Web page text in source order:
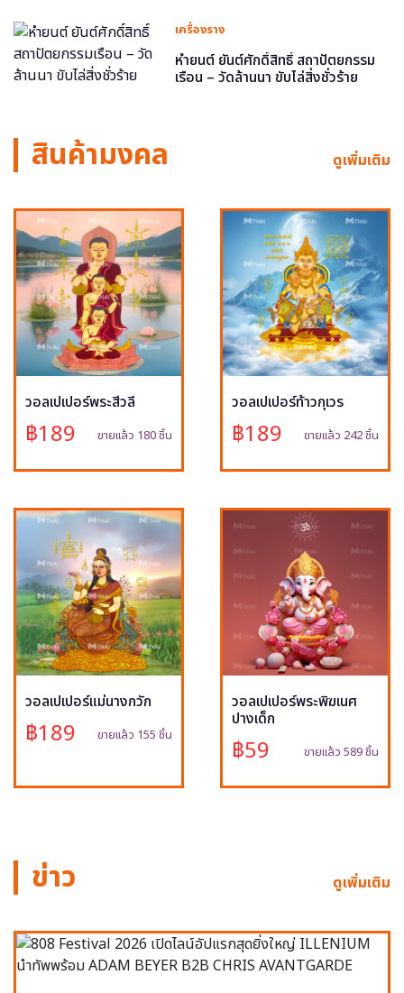
เครื่องราง
หำยนต์ ยันต์ศักดิ์สิทธิ์ สถาปัตยกรรม
เรือน – วัดล้านนา ขับไล่สิ่งชั่วร้าย
สินค้ามงคล ดูเพิ่มเติม
วอลเปเปอร์พระสีวลี
฿189 ขายแล้ว 180 ชิ้น
วอลเปเปอร์ท้าวกุเวร
฿189 ขายแล้ว 242 ชิ้น
วอลเปเปอร์แม่นางกวัก
฿189 ขายแล้ว 155 ชิ้น
วอลเปเปอร์พระพิฆเนศ
ปางเด็ก
฿59 ขายแล้ว 589 ชิ้น
ข่าว ดูเพิ่มเติม